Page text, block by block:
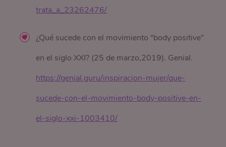
trata_a_23262476/
¿Qué sucede con el movimiento “body positive”
en el siglo XXI? (25 de marzo,2019). Genial.
https://genial.guru/inspiracion-mujer/que-
sucede-con-el-movimiento-body-positive-en-
el-siglo-xxi-1003410/